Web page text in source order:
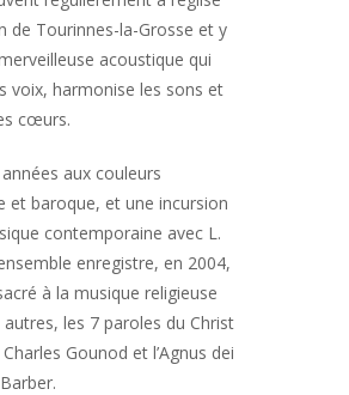
de Tourinnes-la-Grosse et y
acoustique qui
voix, harmonise les sons et
cœurs.
aux couleurs
et baroque, et une incursion
contemporaine avec L.
enregistre, en 2004,
à la musique religieuse
les 7 paroles du Christ
Gounod et l’Agnus dei